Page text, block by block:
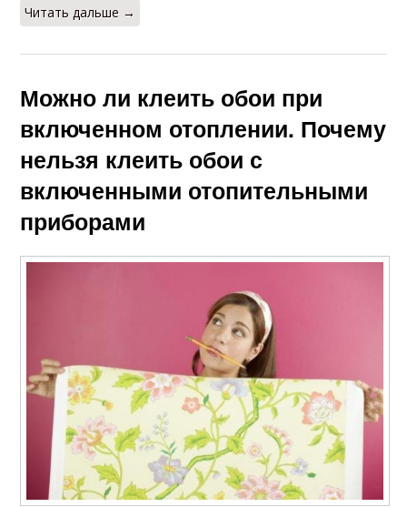
Читать дальше →
Можно ли клеить обои при
включенном отоплении. Почему
нельзя клеить обои с
включенными отопительными
приборами